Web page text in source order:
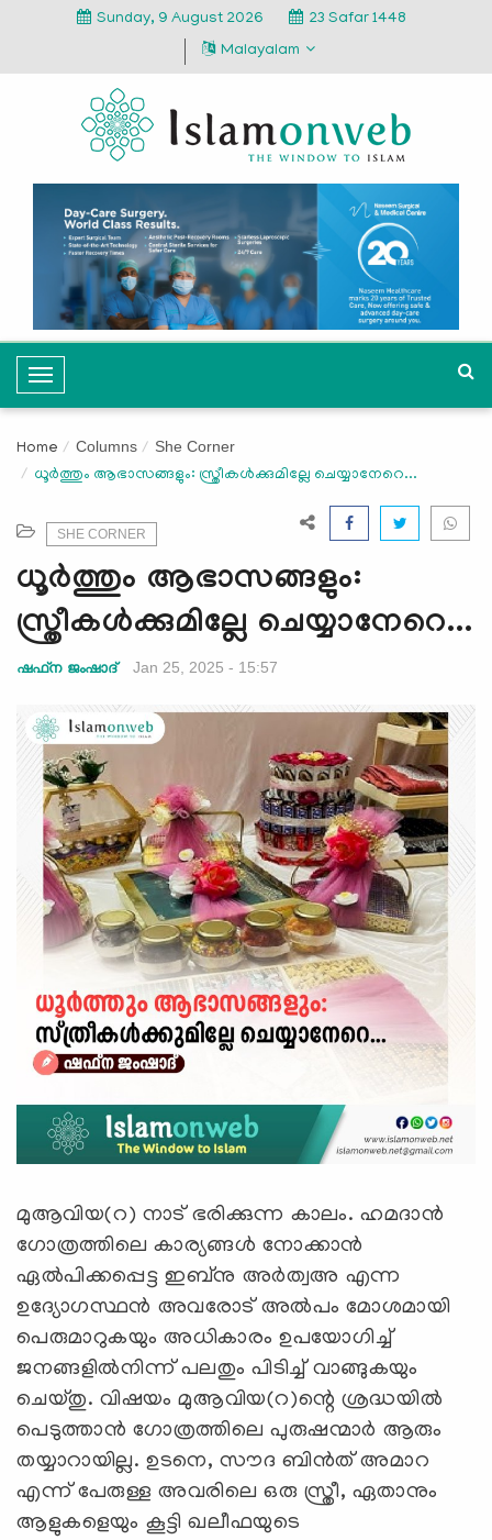
Sunday, 9 August 2026
23 Safar 1448
Malayalam
T
o
g
l
a
v
i
g
a
i
o
n
Home Columns She Corner
ധൂര്‍ത്തും ആഭാസങ്ങളും: സ്ത്രീകള്‍ക്കുമില്ലേ ചെയ്യാനേറെ...
SHE CORNER
ധൂര്‍ത്തും ആഭാസങ്ങളും:
സ്ത്രീകള്‍ക്കുമില്ലേ ചെയ്യാനേറെ...
ഷഫ്‌ന ജംഷാദ് Jan 25, 2025 - 15:57
മുആവിയ(റ) നാട് ഭരിക്കുന്ന കാലം. ഹമദാന്‍
ഗോത്രത്തിലെ കാര്യങ്ങള്‍ നോക്കാന്‍
ഏല്‍പിക്കപ്പെട്ട ഇബ്നു അര്‍ത്വഅ എന്ന
ഉദ്യോഗസ്ഥന്‍ അവരോട് അല്‍പം മോശമായി
പെരുമാറുകയും അധികാരം ഉപയോഗിച്ച്
ജനങ്ങളില്‍നിന്ന് പലതും പിടിച്ച് വാങ്ങുകയും
ചെയ്തു. വിഷയം മുആവിയ(റ)ന്റെ ശ്രദ്ധയില്‍
പെടുത്താന്‍ ഗോത്രത്തിലെ പുരുഷന്മാര്‍ ആരും
തയ്യാറായില്ല. ഉടനെ, സൗദ ബിന്‍ത് അമാറ
എന്ന് പേരുള്ള അവരിലെ ഒരു സ്ത്രീ, ഏതാനും
ആളുകളെയും കൂട്ടി ഖലീഫയുടെ